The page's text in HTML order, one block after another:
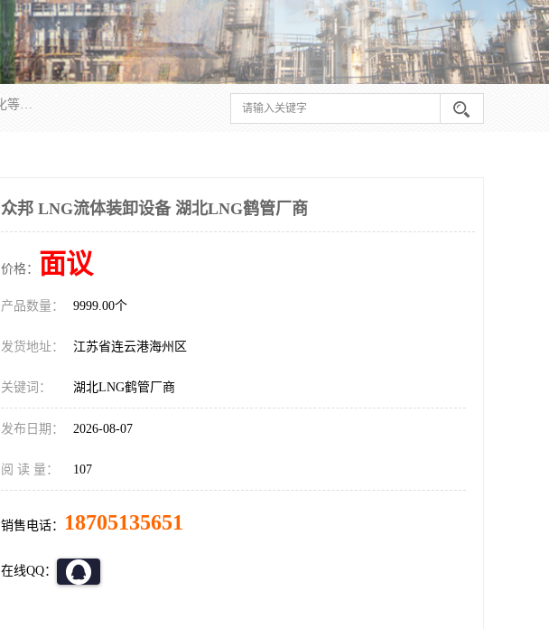
连云港众邦石化设备制造有限公司是一家鹤管厂家主营：鹤管、装车鹤管等，是致力于石油、石化等流体装卸设备(主要产品如鹤管、输油臂、脱缆钩等)的咨询、设计、制造、检测、安装指导、系统调试、维修维护等业务的公司。
众邦 LNG流体装卸设备 湖北LNG鹤管厂商
价格： 面议
产品数量： 9999.00个
发货地址： 江苏省连云港海州区
关键词： 湖北LNG鹤管厂商
发布日期： 2026-08-07
阅 读 量： 107
销售电话： 18705135651
在线QQ：